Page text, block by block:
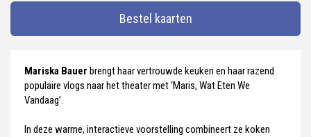
Bestel kaarten
Mariska Bauer brengt haar vertrouwde keuken en haar razend
populaire vlogs naar het theater met ‘Maris, Wat Eten We
Vandaag’.
In deze warme, interactieve voorstelling combineert ze koken